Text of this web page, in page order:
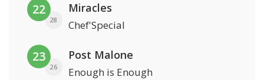
22
28
Miracles
Chef'Special
23
26
Post Malone
Enough is Enough